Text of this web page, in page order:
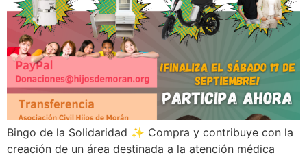
Bingo de la Solidaridad ✨ Compra y contribuye con la
creación de un área destinada a la atención médica